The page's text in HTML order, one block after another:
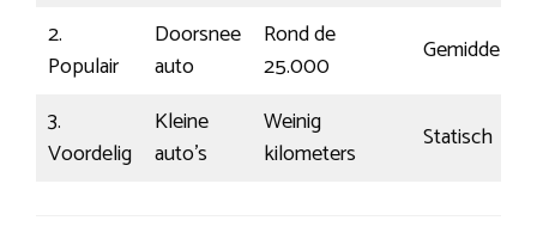
2.
Populair
Doorsnee
auto
Rond de
25.000
Gemiddeld
3.
Voordelig
Kleine
auto’s
Weinig
kilometers
Statisch